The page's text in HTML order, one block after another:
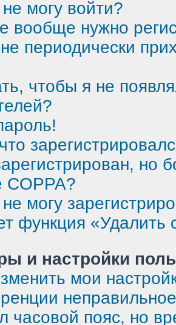
могу войти?
вообще нужно
периодически
чтобы я не
но
COPPA?
могу
функция
и настройки
мои
часовой пояс, но